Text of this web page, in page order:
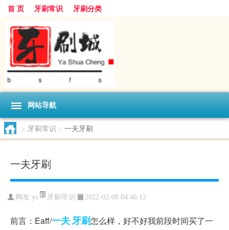
首 页 牙刷常识 牙刷分类
网站导航
> 牙刷常识 > 一夫牙刷
一夫牙刷
网友:ys 牙刷常识 2022-02-08 04:46:12
前言：Eaff/一夫牙刷怎么样，好不好我前段时间买了一